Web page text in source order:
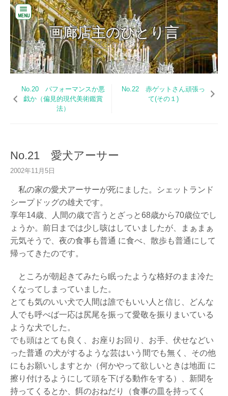
画廊店主のひとり言
画廊店主のひとり言
る
バ
ッ
ン
だ
美
E
B
サ
イ
ト
へ
画
買
取
査
定
申
し
込
み
は
こ
ち
No.20 パフォーマンスか悪
戯か（偏見的現代美術鑑賞
法）
No.22 赤ゲットさん頑張っ
て(その１)
No.21 愛犬アーサー
2002年11月5日
私の家の愛犬アーサーが死にました。シェットランド
シープドッグの雄犬です。
享年14歳、人間の歳で言うとざっと68歳から70歳位でし
ょうか。前日までは少し咳はしていましたが、まぁまぁ
元気そうで、夜の食事も普通 に食べ、散歩も普通にして
帰ってきたのです。
ところが朝起きてみたら眠ったような格好のまま冷た
くなってしまっていました。
とても気のいい犬で人間は誰でもいい人と信じ、どんな
人でも呼べば一応は尻尾を振って愛敬を振りまいている
ような犬でした。
でも頭はとても良く、お座りお回り、お手、伏せなどい
った普通 の犬がするような芸はいう間でも無く、その他
にもお願いしますとか（何かやって欲しいときは地面 に
擦り付けるようにして頭を下げる動作をする）、新聞を
持ってくるとか、餌のおねだり（食事の皿を持ってく